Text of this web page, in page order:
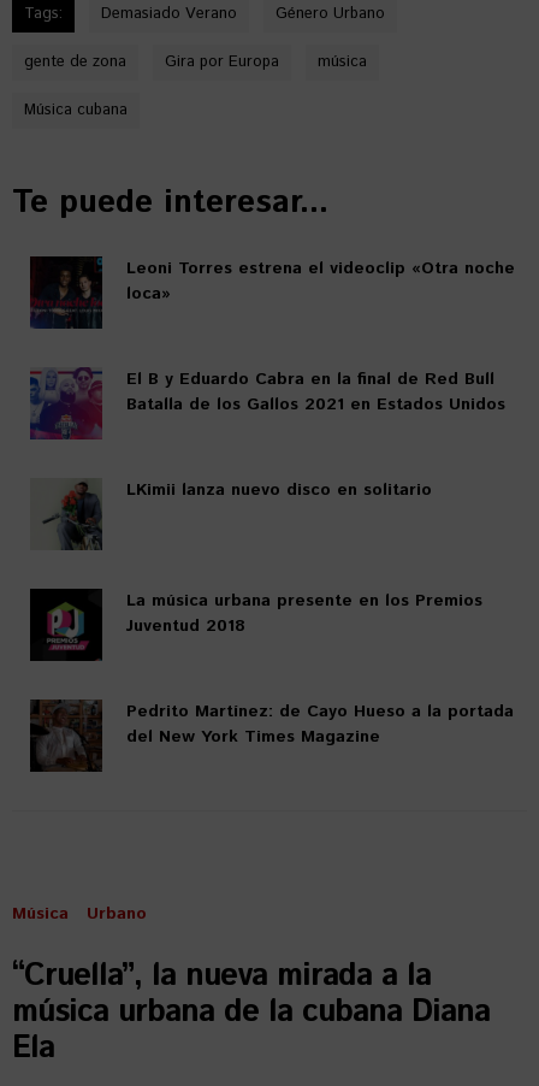
Tags: Demasiado Verano Género Urbano
gente de zona Gira por Europa música
Música cubana
Te puede interesar...
Leoni Torres estrena el videoclip «Otra noche
loca»
El B y Eduardo Cabra en la final de Red Bull
Batalla de los Gallos 2021 en Estados Unidos
LKimii lanza nuevo disco en solitario
La música urbana presente en los Premios
Juventud 2018
Pedrito Martínez: de Cayo Hueso a la portada
del New York Times Magazine
Música Urbano
“Cruella”, la nueva mirada a la
música urbana de la cubana Diana
Ela